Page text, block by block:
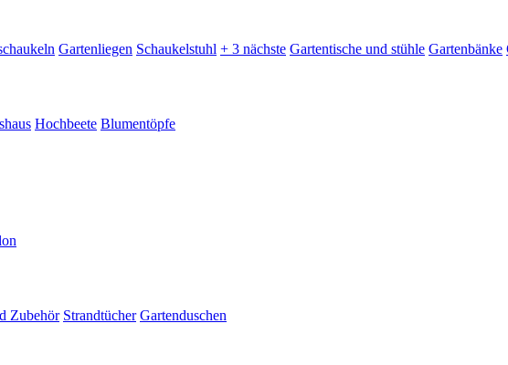
Gartenliegen Schaukelstuhl + 3 nächste Gartentische und stühle Gartenbänke
Hochbeete Blumentöpfe
Zubehör Strandtücher Gartenduschen